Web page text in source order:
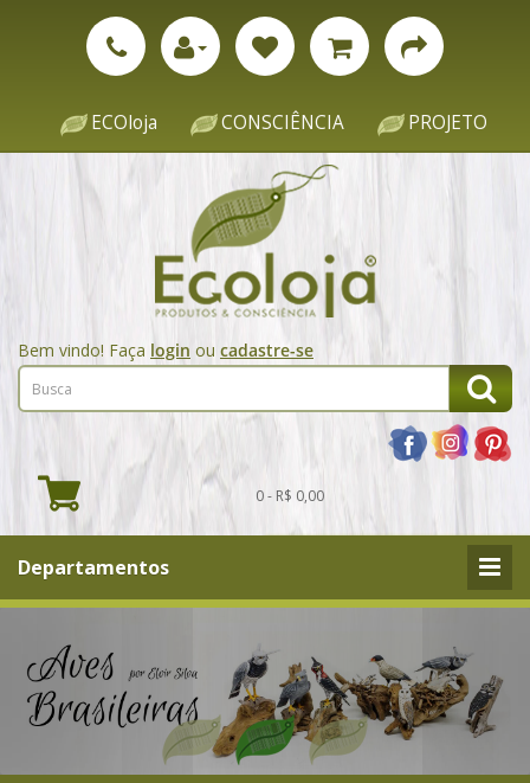
ECOloja CONSCIÊNCIA PROJETO
Bem vindo! Faça login ou cadastre-se
0 - R$ 0,00
Departamentos